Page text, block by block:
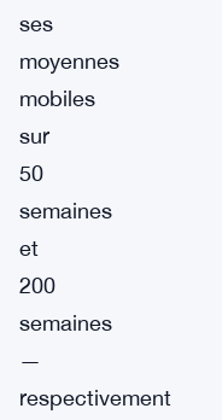
ses
moyennes
mobiles
sur
50
semaines
et
200
semaines
—
respectivement